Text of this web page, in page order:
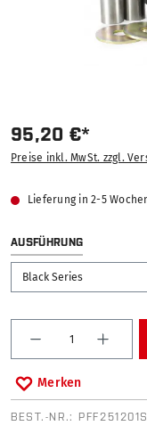
95,20 €*
Preise inkl. MwSt. zzgl.
Lieferung in 2-5
AUSFÜHRUNGAUSWÄHLEN
Produkt
Merken
BEST.-NR.: PFF251201S